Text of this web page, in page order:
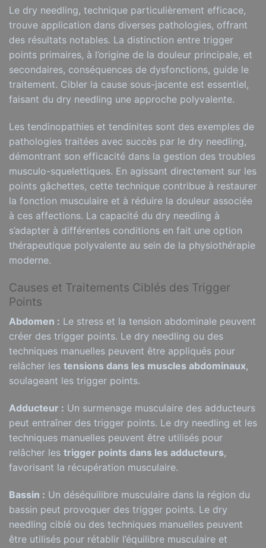
Le dry needling, technique particulièrement efficace,
trouve application dans diverses pathologies, offrant
des résultats notables. La distinction entre trigger
points primaires, à l’origine de la douleur principale, et
secondaires, conséquences de dysfonctions, guide le
traitement. Cibler la cause sous-jacente est essentiel,
faisant du dry needling une approche polyvalente.
Les tendinopathies et tendinites sont des exemples de
pathologies traitées avec succès par le dry needling,
démontrant son efficacité dans la gestion des troubles
musculo-squelettiques. En agissant directement sur les
points gâchettes, cette technique contribue à restaurer
la fonction musculaire et à réduire la douleur associée
à ces affections. La capacité du dry needling à
s’adapter à différentes conditions en fait une option
thérapeutique polyvalente au sein de la physiothérapie
moderne.
Causes et Traitements Ciblés des Trigger
Points
Abdomen : Le stress et la tension abdominale peuvent
créer des trigger points. Le dry needling ou des
techniques manuelles peuvent être appliqués pour
relâcher les tensions dans les muscles abdominaux,
soulageant les trigger points.
Adducteur : Un surmenage musculaire des adducteurs
peut entraîner des trigger points. Le dry needling et les
techniques manuelles peuvent être utilisés pour
relâcher les trigger points dans les adducteurs,
favorisant la récupération musculaire.
Bassin : Un déséquilibre musculaire dans la région du
bassin peut provoquer des trigger points. Le dry
needling ciblé ou des techniques manuelles peuvent
être utilisés pour rétablir l’équilibre musculaire et